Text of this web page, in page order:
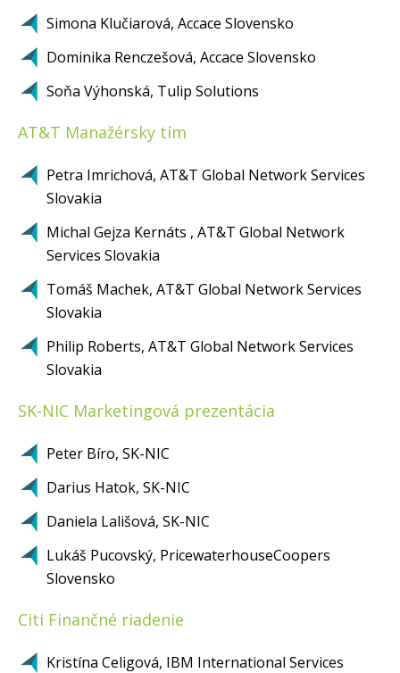
Simona Klučiarová, Accace Slovensko
Dominika Renczešová, Accace Slovensko
Soňa Výhonská, Tulip Solutions
AT&T Manažérsky tím
Petra Imrichová, AT&T Global Network Services
Slovakia
Michal Gejza Kernáts , AT&T Global Network
Services Slovakia
Tomáš Machek, AT&T Global Network Services
Slovakia
Philip Roberts, AT&T Global Network Services
Slovakia
SK-NIC Marketingová prezentácia
Peter Bíro, SK-NIC
Darius Hatok, SK-NIC
Daniela Lališová, SK-NIC
Lukáš Pucovský, PricewaterhouseCoopers
Slovensko
Citi Finančné riadenie
Kristína Celigová, IBM International Services